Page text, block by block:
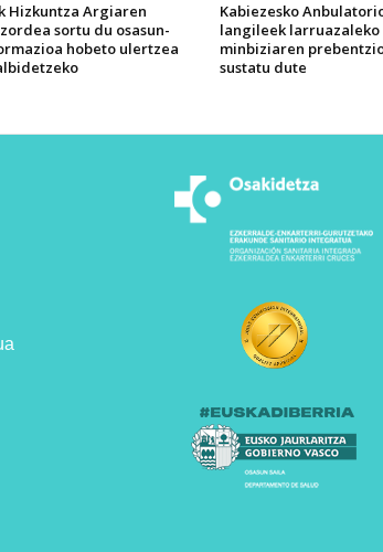
Hizkuntza Argiaren
sortu du osasun-
hobeto ulertzea
Kabiezesko
langileek larruazaleko
minbiziaren
sustatu dute